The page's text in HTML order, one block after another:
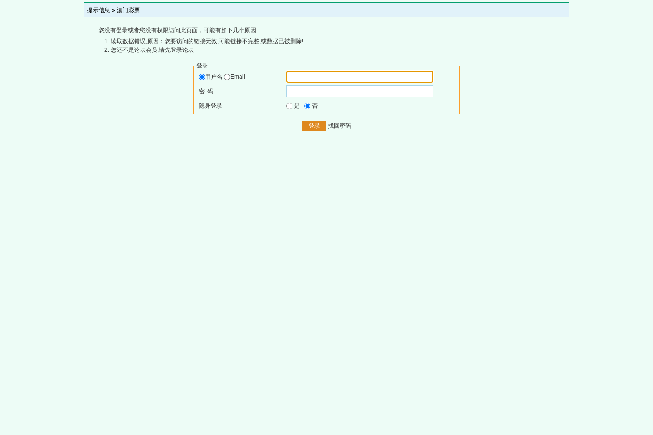
提示信息 » 澳门彩票
您没有登录或者您没有权限访问此页面，可能有如下几个原因:
读取数据错误,原因：您要访问的链接无效,可能链接不完整,或数据已被删除!
您还不是论坛会员,请先登录论坛
登录
用户名
Email
密 码
隐身登录 是 否
找回密码